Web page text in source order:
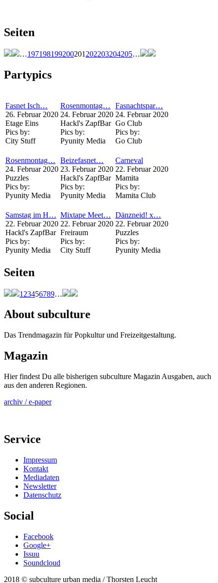
Seiten
…197198199200201 202203204205…
Partypics
Fasnet Isch…
26. Februar 2020
Etage Eins
Pics by:
City Stuff
Rosenmontag…
24. Februar 2020
Hackl's ZapfBar
Pics by:
Pyunity Media
Fasnachtspar…
24. Februar 2020
Go Club
Pics by:
Go Club
Rosenmontag…
24. Februar 2020
Puzzles
Pics by:
Pyunity Media
Beizefasnet…
23. Februar 2020
Hackl's ZapfBar
Pics by:
Pyunity Media
Carneval
22. Februar 2020
Mamita
Pics by:
Mamita Club
Samstag im H…
22. Februar 2020
Hackl's ZapfBar
Pics by:
Pyunity Media
Mixtape Meet…
22. Februar 2020
Freiraum
Pics by:
City Stuff
Dänzneid! x…
22. Februar 2020
Puzzles
Pics by:
Pyunity Media
Seiten
1 23456789…
About subculture
Das Trendmagazin für Popkultur und Freizeitgestaltung.
Magazin
Hier findest Du alle bisherigen subculture Magazin Ausgaben, auch
aus den anderen Regionen.
archiv / e-paper
Service
Impressum
Kontakt
Mediadaten
Newsletter
Datenschutz
Social
Facebook
Google+
Issuu
Soundcloud
2018 © subculture urban media / Thorsten Leucht